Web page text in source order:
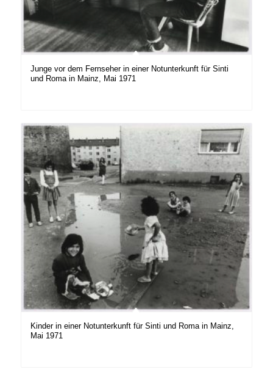
Junge vor dem Fernseher in einer Notunterkunft für Sinti
und Roma in Mainz, Mai 1971
Kinder in einer Notunterkunft für Sinti und Roma in Mainz,
Mai 1971